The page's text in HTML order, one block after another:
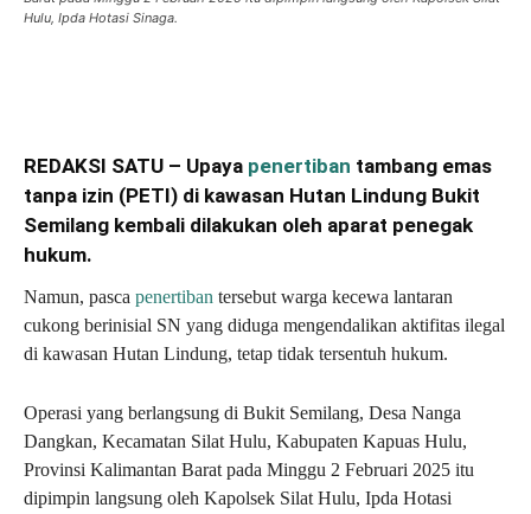
Hulu, Ipda Hotasi Sinaga.
REDAKSI SATU – Upaya penertiban tambang emas
tanpa izin (PETI) di kawasan Hutan Lindung Bukit
Semilang kembali dilakukan oleh aparat penegak
hukum.
Namun, pasca penertiban tersebut warga kecewa lantaran
cukong berinisial SN yang diduga mengendalikan aktifitas ilegal
di kawasan Hutan Lindung, tetap tidak tersentuh hukum.
Operasi yang berlangsung di Bukit Semilang, Desa Nanga
Dangkan, Kecamatan Silat Hulu, Kabupaten Kapuas Hulu,
Provinsi Kalimantan Barat pada Minggu 2 Februari 2025 itu
dipimpin langsung oleh Kapolsek Silat Hulu, Ipda Hotasi